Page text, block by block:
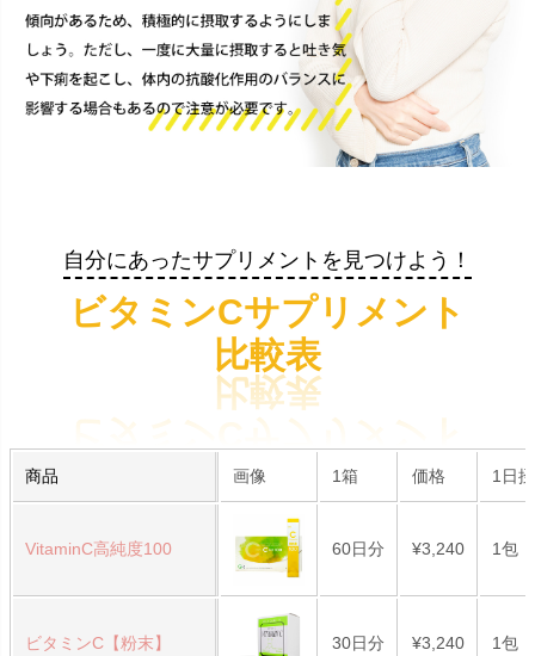
自分にあったサプリメントを見つけよう！
ビタミンCサプリメント
比較表
商品 画像 1箱 価格 1日
VitaminC高純度100 60日分 ¥3,240 1包
ビタミンC【粉末】 30日分 ¥3,240 1包